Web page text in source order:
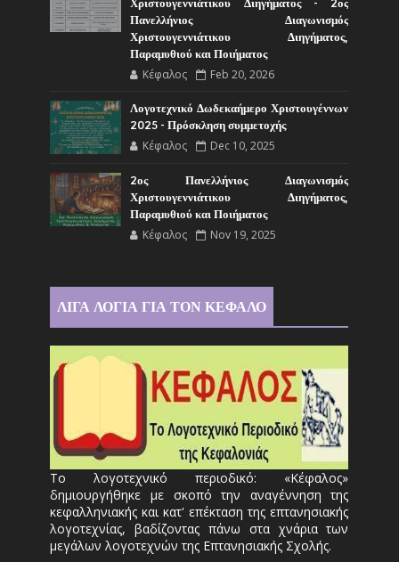
Χριστουγεννιάτικου Διηγήματος - 2ος
Πανελλήνιος Διαγωνισμός
Χριστουγεννιάτικου Διηγήματος,
Παραμυθιού και Ποιήματος
Κέφαλος Feb 20, 2026
Λογοτεχνικό Δωδεκαήμερο Χριστουγέννων
2025 - Πρόσκληση συμμετοχής
Κέφαλος Dec 10, 2025
2ος Πανελλήνιος Διαγωνισμός
Χριστουγεννιάτικου Διηγήματος,
Παραμυθιού και Ποιήματος
Κέφαλος Nov 19, 2025
ΛΙΓΑ ΛΟΓΙΑ ΓΙΑ ΤΟΝ ΚΕΦΑΛΟ
Το λογοτεχνικό περιοδικό: «Κέφαλος»
δημιουργήθηκε με σκοπό την αναγέννηση της
κεφαλληνιακής και κατ' επέκταση της επτανησιακής
λογοτεχνίας, βαδίζοντας πάνω στα χνάρια των
μεγάλων λογοτεχνών της Επτανησιακής Σχολής.